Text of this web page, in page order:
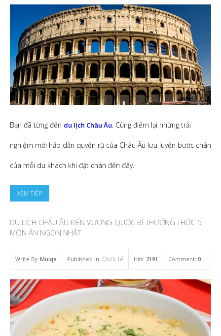
Bạn đã từng đến du lịch Châu Âu. Cùng điểm lại những trải
nghiệm mới hấp dẫn quyến rũ của Châu Âu lưu luyến bước chân
của mỗi du khách khi đặt chân đến đây.
XEM TIẾP
DU LỊCH CHÂU ÂU ĐẾN VƯƠNG QUỐC BỈ THƯỞNG THỨC 5
MÓN ĂN NGON NHẤT
Write By: Muiqa Published In: Quốc tế Hits: 2191 Comment: 0